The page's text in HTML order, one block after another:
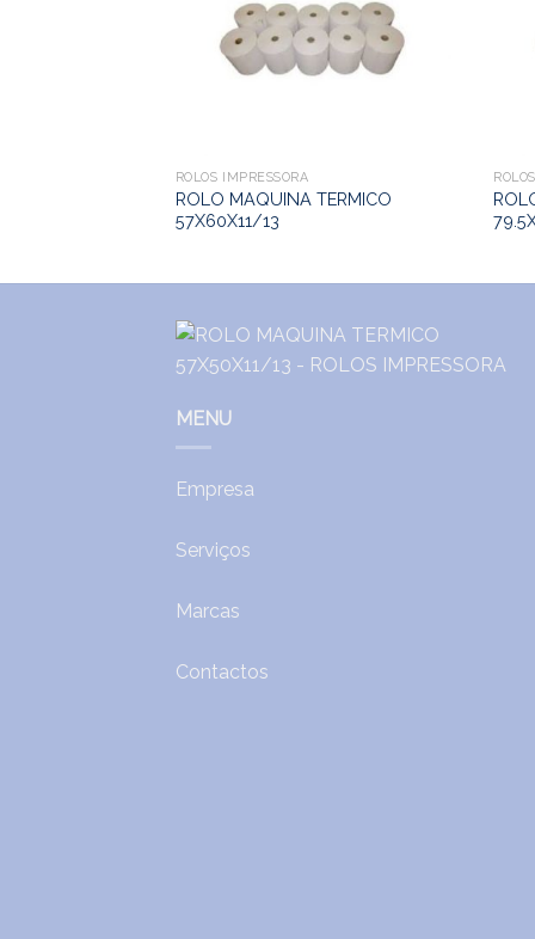
ROLOS IMPRESSORA
ROLO MAQUINA TERMICO
57X60X11/13
MENU
Empresa
Serviços
Marcas
Contactos